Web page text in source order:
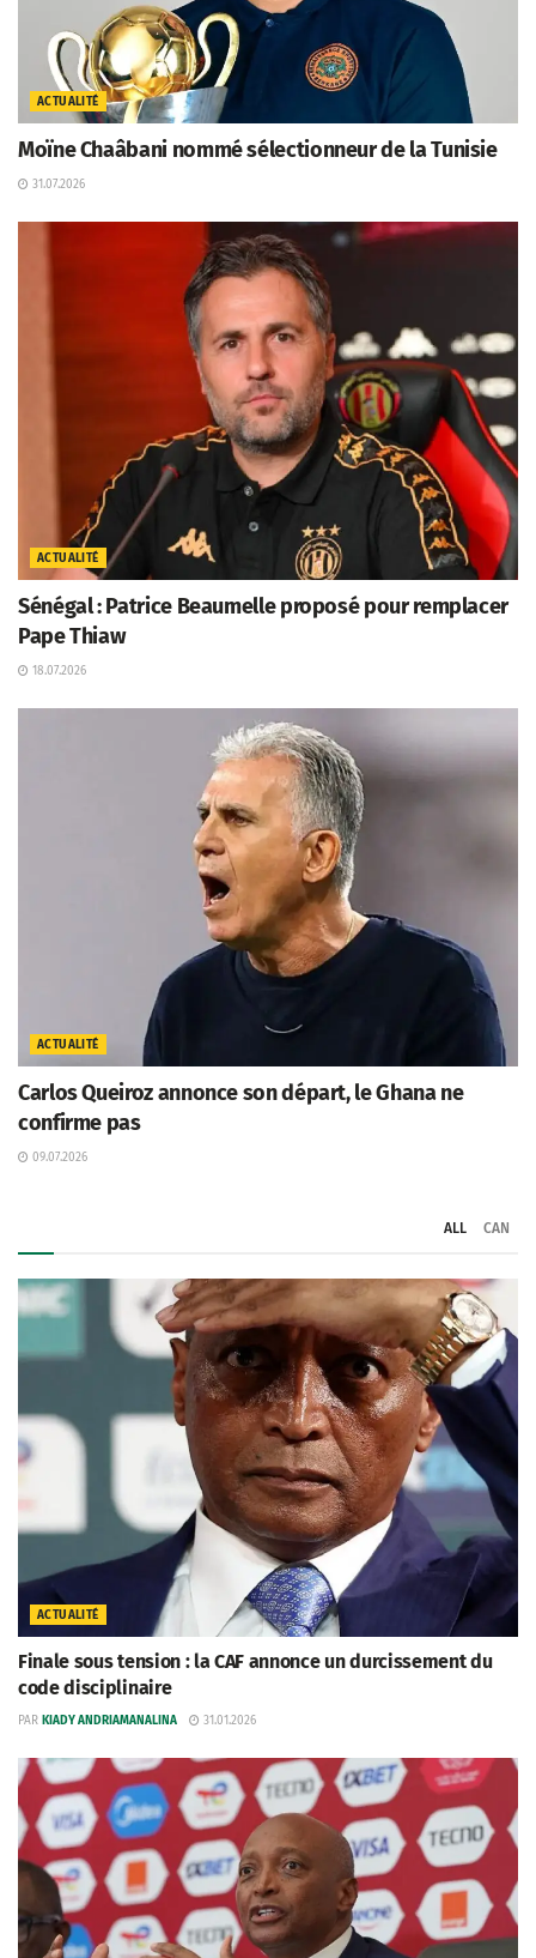
ACTUALITÉ
Moïne Chaâbani nommé sélectionneur de la Tunisie
31.07.2026
ACTUALITÉ
Sénégal : Patrice Beaumelle proposé pour remplacer
Pape Thiaw
18.07.2026
ACTUALITÉ
Carlos Queiroz annonce son départ, le Ghana ne
confirme pas
09.07.2026
ALL CAN
ACTUALITÉ
Finale sous tension : la CAF annonce un durcissement du
code disciplinaire
PAR KIADY ANDRIAMANALINA 31.01.2026